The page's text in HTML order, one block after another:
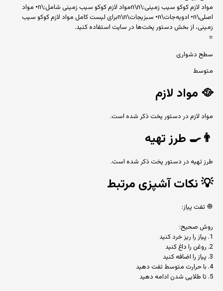
مواد لازم کوکو سیب زمینی:\n\nمواد لازم کوکو سیب زمینی شامل:\n• مواد
اصلی\n• ادویه‌جات\n• سبزیجات\n\nبرای لیست کامل مواد لازم کوکو سیب
زمینی، از بخش دستور پخت‌ها در سایت استفاده کنید.
⭐
سطح دشواری
متوسط
🥘 مواد لازم
مواد لازم در دستور پخت ذکر شده است.
👨‍🍳 طرز تهیه
طرز تهیه در دستور پخت ذکر شده است.
💡نکات آشپزی مرتبط
🧅 تفت پیاز:
روش صحیح:
1. پیاز را ریز خرد کنید
2. روغن را داغ کنید
3. پیاز را اضافه کنید
4. با حرارت متوسط تفت دهید
5. تا طلایی شدن ادامه دهید